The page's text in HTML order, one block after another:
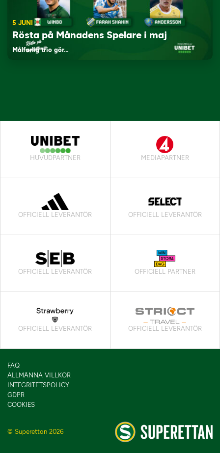
5 JUNI
Rösta på Månadens Spelare i maj
Målfarlig trio gör…
HUVUDPARTNER MEDIAPARTNER
OFFICIELL LEVERANTÖR OFFICIELL LEVERANTÖR
OFFICIELL LEVERANTÖR OFFICIELL PARTNER
OFFICIELL LEVERANTÖR OFFICIELL LEVERANTÖR
© Superettan 2026
FAQ
ALLMÄNNA VILLKOR
INTEGRITETSPOLICY
GDPR
COOKIES